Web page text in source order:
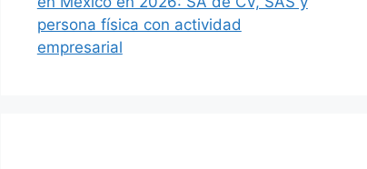
persona física con actividad
empresarial